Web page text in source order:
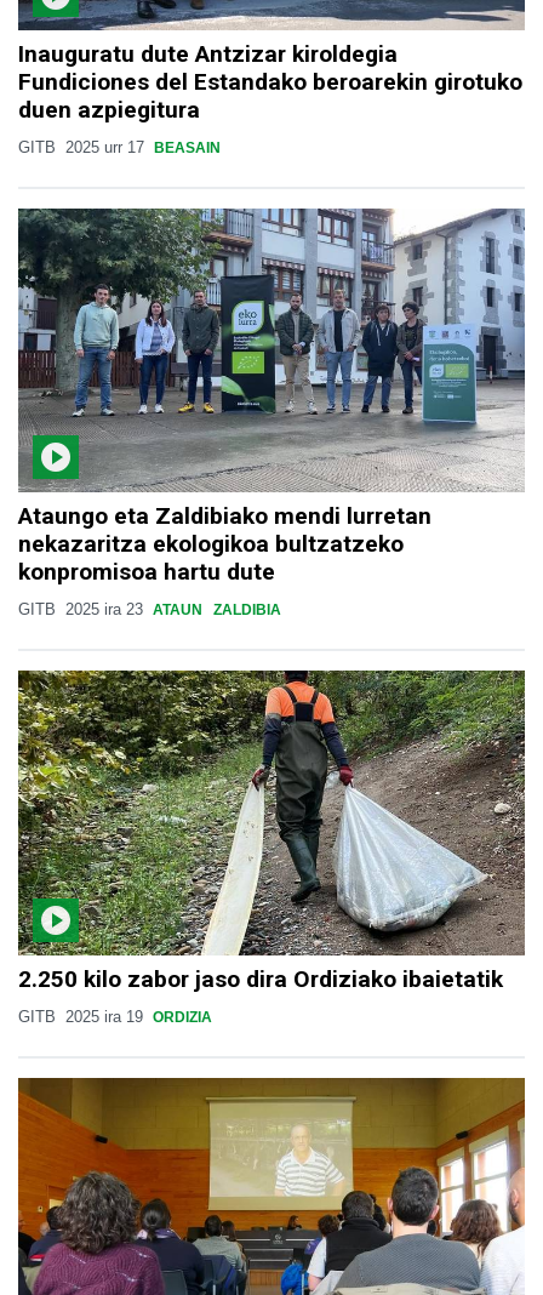
Inauguratu dute Antzizar kiroldegia
Fundiciones del Estandako beroarekin girotuko
duen azpiegitura
GITB 2025 urr 17 BEASAIN
Ataungo eta Zaldibiako mendi lurretan
nekazaritza ekologikoa bultzatzeko
konpromisoa hartu dute
GITB 2025 ira 23 ATAUN ZALDIBIA
2.250 kilo zabor jaso dira Ordiziako ibaietatik
GITB 2025 ira 19 ORDIZIA